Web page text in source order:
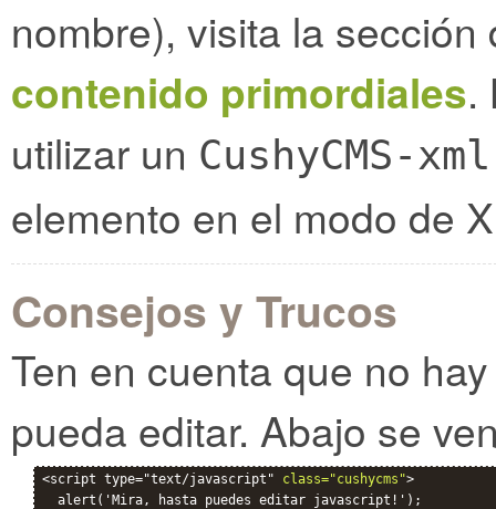
nombre), visita la
contenido primordiales.
utilizar un CushyCMS-xml
elemento en el modo de
Consejos y Trucos
Ten en cuenta que no
pueda editar. Abajo se
<script type="text/javascript" class="cushycms">
  alert('Mira, hasta puedes editar javascript!');